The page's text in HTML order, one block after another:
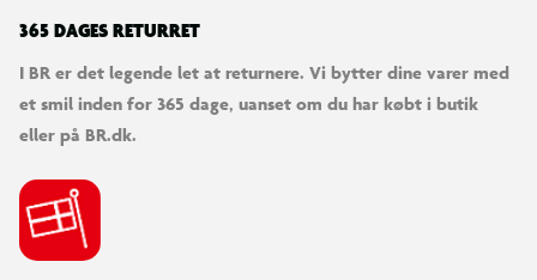
365 DAGES RETURRET
I BR er det legende let at returnere. Vi bytter dine varer med
et smil inden for 365 dage, uanset om du har købt i butik
eller på BR.dk.